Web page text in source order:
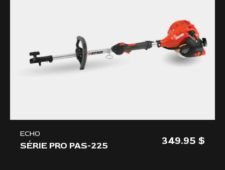
ECHO
SÉRIE PRO PAS-225 349.95